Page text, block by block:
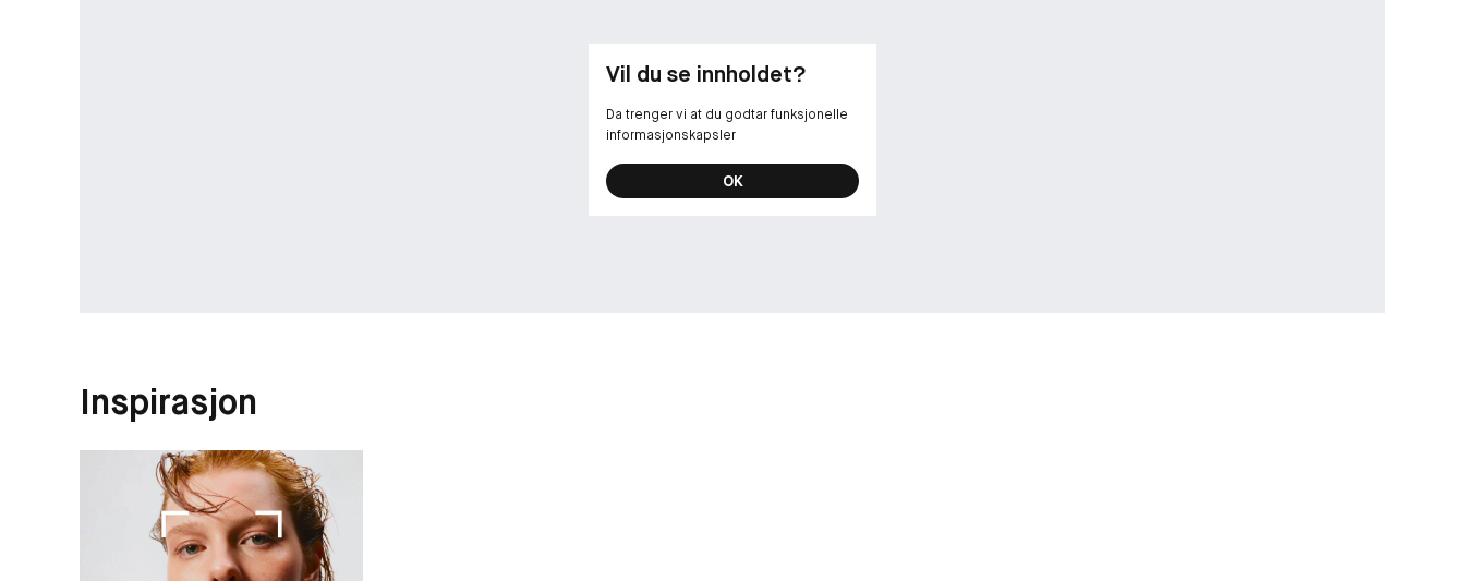
Vil du se innholdet?
Da trenger vi at du godtar funksjonelle
informasjonskapsler
OK
Inspirasjon